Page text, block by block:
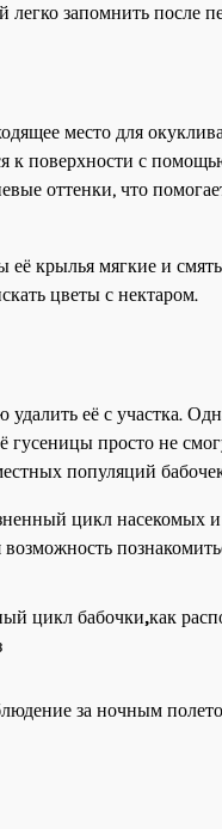
легко запомнить после
место для
к поверхности с
оттенки, что
её крылья мягкие и
цветы с нектаром.
её с участка.
просто не
популяций
цикл насекомых
цикл бабочки,как
за ночным